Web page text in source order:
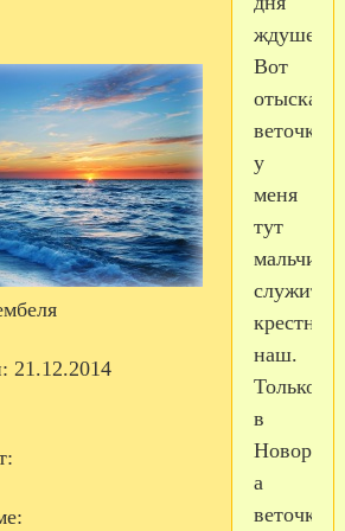
: 21.12.2014
Вот
отыскала
веточку,
у
меня
тут
мальчик
служит
крестник
наш.
Только
в
а
веточка